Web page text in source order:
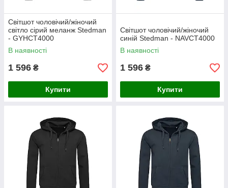
Світшот чоловічий/жіночий
світло сірий меланж Stedman
- GYHСТ4000
В наявності
1 596 ₴
Купити
Світшот чоловічий/жіночий
синій Stedman - NAVСТ4000
В наявності
1 596 ₴
Купити